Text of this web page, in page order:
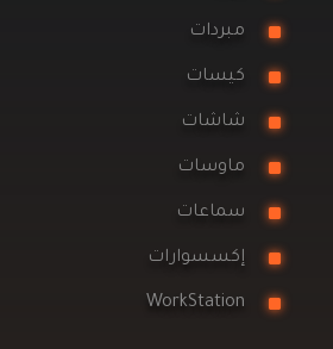
مبردات
كيسات
شاشات
ماوسات
سماعات
إكسسوارات
WorkStation